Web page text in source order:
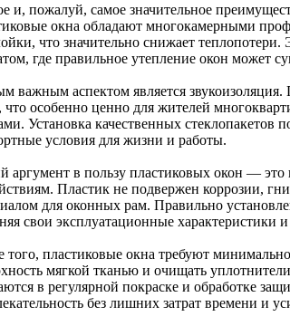
и, пожалуй, самое значительное
окна обладают многокамерными
что значительно снижает
где правильное утепление окон может
важным аспектом является
особенно ценно для жителей
Установка качественных стеклопакетов
условия для жизни и работы.
аргумент в пользу пластиковых окон —
Пластик не подвержен коррозии,
для оконных рам. Правильно
свои эксплуатационные характеристики
того, пластиковые окна требуют
мягкой тканью и очищать
в регулярной покраске и обработке
без лишних затрат времени и